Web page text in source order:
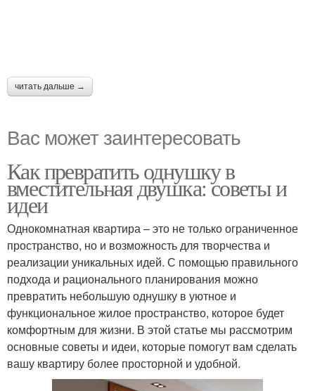
читать дальше →
Вас может заинтересовать
Как превратить однушку в
вместительная двушка: советы и
идеи
Однокомнатная квартира – это не только ограниченное
пространство, но и возможность для творчества и
реализации уникальных идей. С помощью правильного
подхода и рационального планирования можно
превратить небольшую однушку в уютное и
функциональное жилое пространство, которое будет
комфортным для жизни. В этой статье мы рассмотрим
основные советы и идеи, которые помогут вам сделать
вашу квартиру более просторной и удобной.